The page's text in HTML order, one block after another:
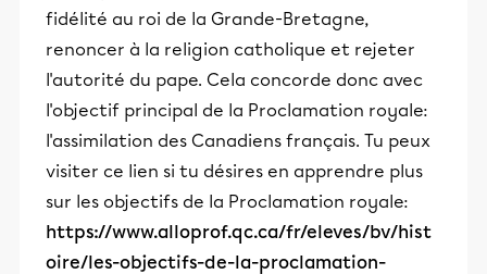
fidélité au roi de la Grande-Bretagne,
renoncer à la religion catholique et rejeter
l'autorité du pape. Cela concorde donc avec
l'objectif principal de la Proclamation royale:
l'assimilation des Canadiens français. Tu peux
visiter ce lien si tu désires en apprendre plus
sur les objectifs de la Proclamation royale:
https://www.alloprof.qc.ca/fr/eleves/bv/hist
oire/les-objectifs-de-la-proclamation-